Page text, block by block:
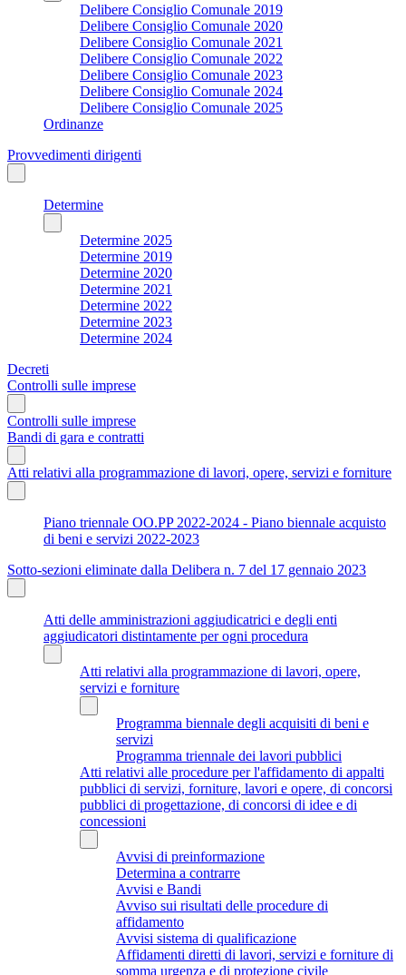
Delibere Consiglio Comunale 2019
Delibere Consiglio Comunale 2020
Delibere Consiglio Comunale 2021
Delibere Consiglio Comunale 2022
Delibere Consiglio Comunale 2023
Delibere Consiglio Comunale 2024
Delibere Consiglio Comunale 2025
Ordinanze
Provvedimenti dirigenti
Determine
Determine 2025
Determine 2019
Determine 2020
Determine 2021
Determine 2022
Determine 2023
Determine 2024
Decreti
Controlli sulle imprese
Controlli sulle imprese
Bandi di gara e contratti
Atti relativi alla programmazione di lavori, opere, servizi e forniture
Piano triennale OO.PP 2022-2024 - Piano biennale acquisto
di beni e servizi 2022-2023
Sotto-sezioni eliminate dalla Delibera n. 7 del 17 gennaio 2023
Atti delle amministrazioni aggiudicatrici e degli enti
aggiudicatori distintamente per ogni procedura
Atti relativi alla programmazione di lavori, opere,
servizi e forniture
Programma biennale degli acquisiti di beni e
servizi
Programma triennale dei lavori pubblici
Atti relativi alle procedure per l'affidamento di appalti
pubblici di servizi, forniture, lavori e opere, di concorsi
pubblici di progettazione, di concorsi di idee e di
concessioni
Avvisi di preinformazione
Determina a contrarre
Avvisi e Bandi
Avviso sui risultati delle procedure di
affidamento
Avvisi sistema di qualificazione
Affidamenti diretti di lavori, servizi e forniture di
somma urgenza e di protezione civile